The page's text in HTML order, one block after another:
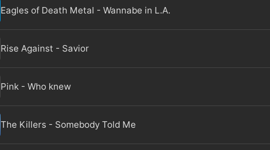
Eagles of Death Metal - Wannabe in L.A.
Rise Against - Savior
Pink - Who knew
The Killers - Somebody Told Me